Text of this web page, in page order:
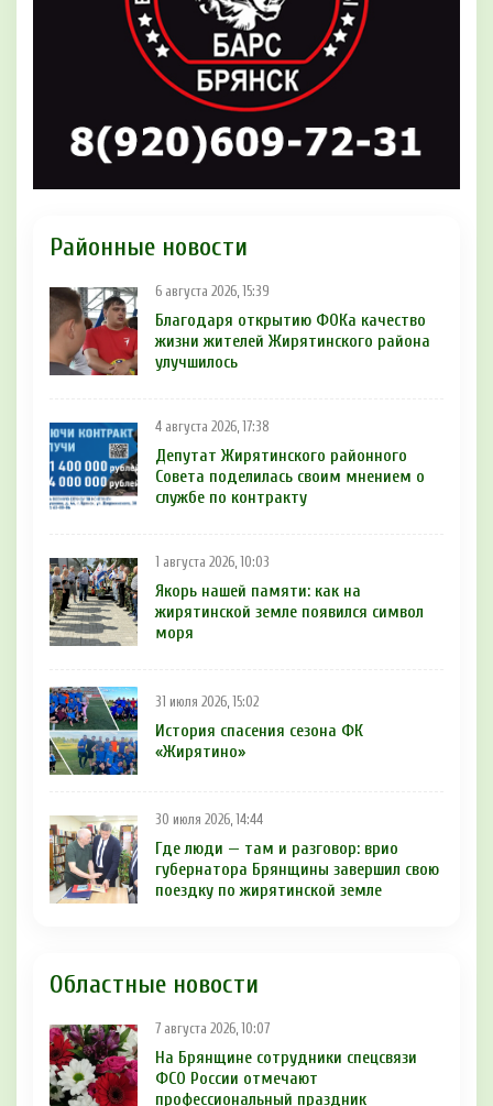
Районные новости
6 августа 2026, 15:39
Благодаря открытию ФОКа качество
жизни жителей Жирятинского района
улучшилось
4 августа 2026, 17:38
Депутат Жирятинского районного
Совета поделилась своим мнением о
службе по контракту
1 августа 2026, 10:03
Якорь нашей памяти: как на
жирятинской земле появился символ
моря
31 июля 2026, 15:02
История спасения сезона ФК
«Жирятино»
30 июля 2026, 14:44
Где люди — там и разговор: врио
губернатора Брянщины завершил свою
поездку по жирятинской земле
Областные новости
7 августа 2026, 10:07
На Брянщине сотрудники спецсвязи
ФСО России отмечают
профессиональный праздник